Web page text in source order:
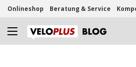
Onlineshop Beratung & Service